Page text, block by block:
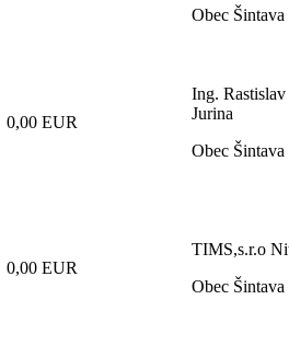
Obec Šintava
0,00 EUR
Ing. Rastislav
Jurina
Obec Šintava
0,00 EUR
TIMS,s.r.o
Obec Šintava